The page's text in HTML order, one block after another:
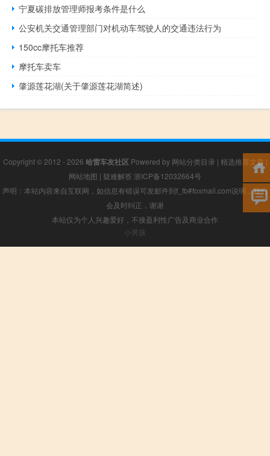
宁夏碳排放管理师报考条件是什么
公安机关交通管理部门对机动车驾驶人的交通违法行为
150cc摩托车推荐
摩托车卖车
肇源莲花湖(关于肇源莲花湖简述)
Copyright © 2012 - 2026 哈雷车友社区Powered by 网站分类目录 | 精选推荐文章 |
网站地图 | 疑难解答 浙ICP备12032664号
声明：本站内容来自互联网，如信息有错误可发邮件到f_fb#foxmail.com说明，我们
会及时纠正，谢谢
本站仅为个人兴趣爱好，不接盈利性广告及商业合作
小男孩